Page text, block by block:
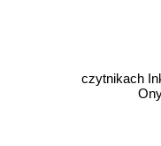
czytnikach